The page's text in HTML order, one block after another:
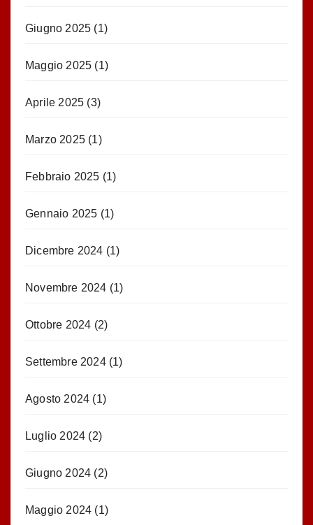
Giugno 2025 (1)
Maggio 2025 (1)
Aprile 2025 (3)
Marzo 2025 (1)
Febbraio 2025 (1)
Gennaio 2025 (1)
Dicembre 2024 (1)
Novembre 2024 (1)
Ottobre 2024 (2)
Settembre 2024(1)
Agosto 2024 (1)
Luglio 2024 (2)
Giugno 2024 (2)
Maggio 2024 (1)